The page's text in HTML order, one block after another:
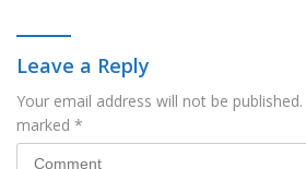
Leave a Reply
Your email address will not be published.
marked *